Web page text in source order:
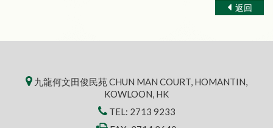
返回
九龍何文田俊民苑 CHUN MAN COURT, HOMANTIN,
KOWLOON, HK
TEL: 2713 9233